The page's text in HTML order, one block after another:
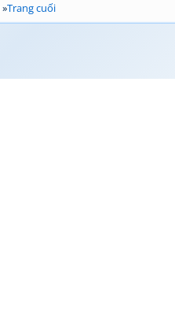
»Trang cuối